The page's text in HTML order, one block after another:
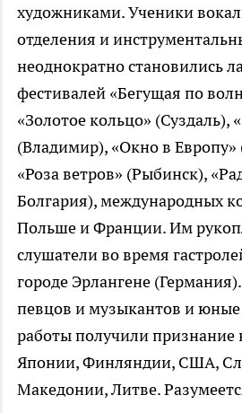
художниками. Ученики
отделения и
неоднократно становились
фестивалей «Бегущая по
«Золотое кольцо» (Суздаль),
(Владимир), «Окно в Европу»
«Роза ветров» (Рыбинск),
Болгария), международных
Польше и Франции. Им
слушатели во время
городе Эрлангене
певцов и музыкантов и
работы получили признание
Японии, Финляндии, США,
Македонии, Литве.